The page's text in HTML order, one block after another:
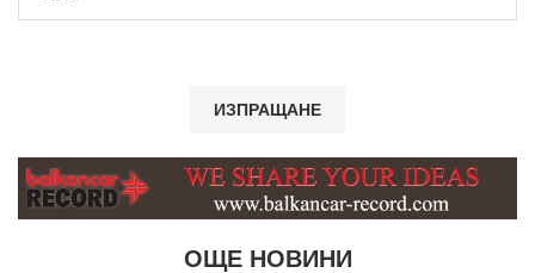
ОЩЕ НОВИНИ